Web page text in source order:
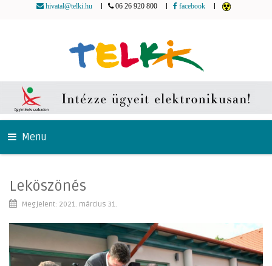
hivatal@telki.hu 06 26 920 800 facebook
Menu
Leköszönés
Megjelent: 2021. március 31.